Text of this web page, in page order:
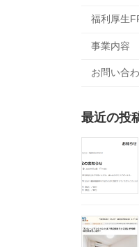
福利厚生
事業内容
お問い合
最近の投